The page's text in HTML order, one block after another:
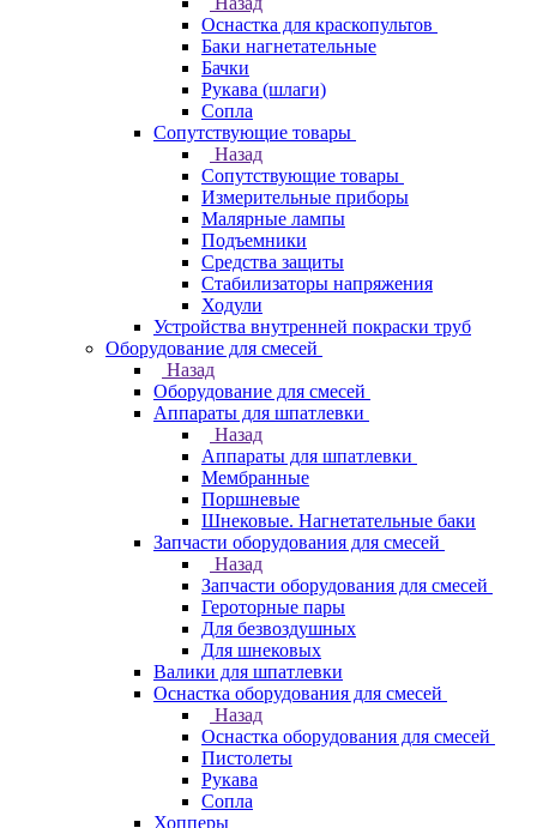
Оснастка для краскопультов
Баки нагнетательные
Бачки
Рукава (шлаги)
Сопла
Сопутствующие товары
Назад
Сопутствующие товары
Измерительные приборы
Малярные лампы
Подъемники
Средства защиты
Стабилизаторы напряжения
Ходули
Устройства внутренней покраски труб
Оборудование для смесей
Назад
Оборудование для смесей
Аппараты для шпатлевки
Назад
Аппараты для шпатлевки
Мембранные
Поршневые
Шнековые. Нагнетательные баки
Запчасти оборудования для смесей
Назад
Запчасти оборудования для смесей
Героторные пары
Для безвоздушных
Для шнековых
Валики для шпатлевки
Оснастка оборудования для смесей
Назад
Оснастка оборудования для смесей
Пистолеты
Рукава
Сопла
Хопперы